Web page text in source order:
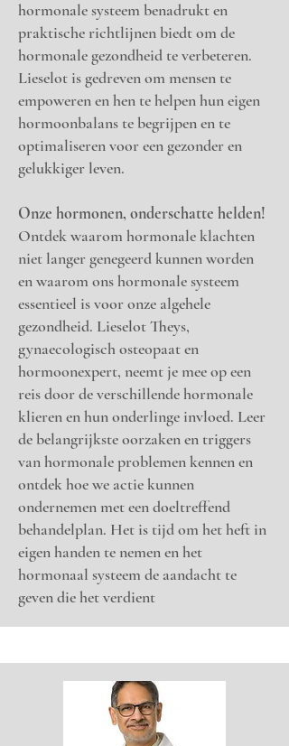
hormonale systeem benadrukt en
praktische richtlijnen biedt om de
hormonale gezondheid te verbeteren.
Lieselot is gedreven om mensen te
empoweren en hen te helpen hun eigen
hormoonbalans te begrijpen en te
optimaliseren voor een gezonder en
gelukkiger leven.
Onze hormonen, onderschatte helden!
Ontdek waarom hormonale klachten
niet langer genegeerd kunnen worden
en waarom ons hormonale systeem
essentieel is voor onze algehele
gezondheid. Lieselot Theys,
gynaecologisch osteopaat en
hormoonexpert, neemt je mee op een
reis door de verschillende hormonale
klieren en hun onderlinge invloed. Leer
de belangrijkste oorzaken en triggers
van hormonale problemen kennen en
ontdek hoe we actie kunnen
ondernemen met een doeltreffend
behandelplan. Het is tijd om het heft in
eigen handen te nemen en het
hormonaal systeem de aandacht te
geven die het verdient